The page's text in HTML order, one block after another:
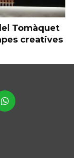
Tomàquet
creatives